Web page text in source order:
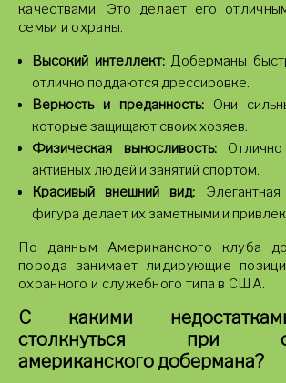
качествами. Это делает его
семьи и охраны.
Высокий интеллект:Доберманы
отлично поддаются дрессировке.
Верность и преданность: Они
которые защищают своих хозяев.
Физическая выносливость:Отлично
активных людей и занятий спортом.
Красивый внешний вид:
фигура делает их заметными и
По данным Американского клуба
порода занимает лидирующие
охранного и служебного типа в США.
С какими
столкнуться при
американского добермана?